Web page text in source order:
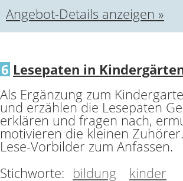
Angebot-Details anzeigen »
6 Lesepaten in
Als Ergänzung zum
und erzählen die Lesepaten
erklären und fragen nach,
motivieren die kleinen
Lese-Vorbilder zum Anfassen.
Stichworte: bildung
kinder